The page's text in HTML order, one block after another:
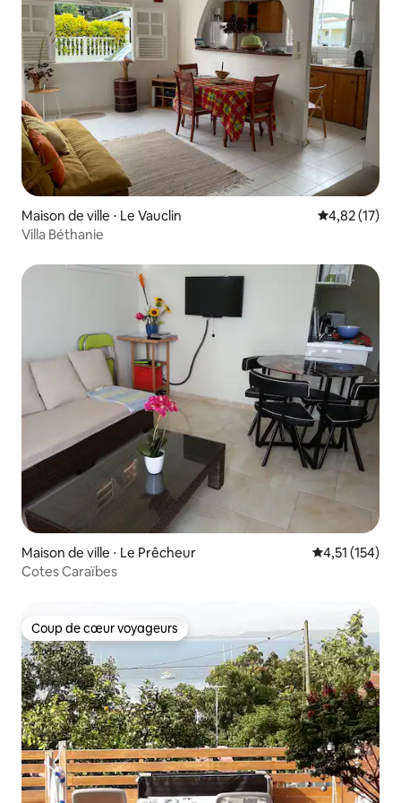
Maison de ville ⋅ Le Vauclin Évaluation
4,82 (17)
Villa Béthanie
Maison de ville ⋅ Le Prêcheur Évaluation
4,51 (154)
Cotes Caraïbes
Coup de cœur voyageurs
Coup de cœur voyageurs